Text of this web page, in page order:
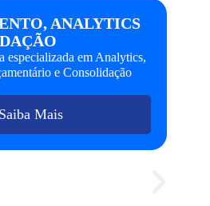
ANALYTICS
especializada em Analytics,
e Consolidação
Saiba Mais